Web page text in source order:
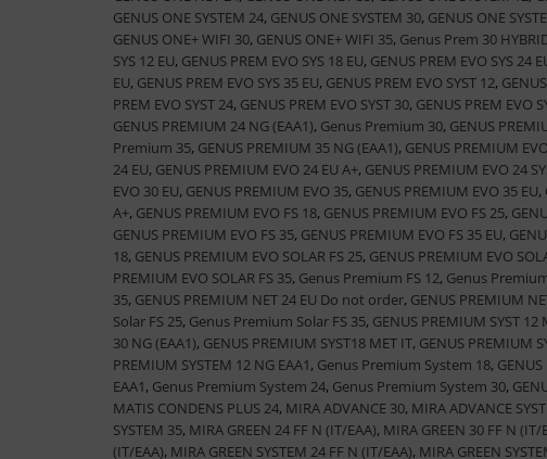
GENUS ONE SYSTEM 24, GENUS ONE SYSTEM 30, GENUS ONE
GENUS ONE+ WIFI 30, GENUS ONE+ WIFI 35, Genus Prem 30
SYS 12 EU, GENUS PREM EVO SYS 18 EU, GENUS PREM EVO SYS 24
EU, GENUS PREM EVO SYS 35 EU, GENUS PREM EVO SYST 12,
PREM EVO SYST 24, GENUS PREM EVO SYST 30, GENUS PREM EVO
GENUS PREMIUM 24 NG (EAA1), Genus Premium 30, GENUS
Premium 35, GENUS PREMIUM 35 NG (EAA1), GENUS PREMIUM
24 EU, GENUS PREMIUM EVO 24 EU A+, GENUS PREMIUM EVO 24
EVO 30 EU, GENUS PREMIUM EVO 35, GENUS PREMIUM EVO 35 EU,
A+, GENUS PREMIUM EVO FS 18, GENUS PREMIUM EVO FS 25,
GENUS PREMIUM EVO FS 35, GENUS PREMIUM EVO FS 35 EU,
18, GENUS PREMIUM EVO SOLAR FS 25, GENUS PREMIUM EVO
PREMIUM EVO SOLAR FS 35, Genus Premium FS 12, Genus
35, GENUS PREMIUM NET 24 EU Do not order, GENUS PREMIUM
Solar FS 25, Genus Premium Solar FS 35, GENUS PREMIUM SYST 12
30 NG (EAA1), GENUS PREMIUM SYST18 MET IT, GENUS PREMIUM
PREMIUM SYSTEM 12 NG EAA1, Genus Premium System 18,
EAA1, Genus Premium System 24, Genus Premium System 30,
MATIS CONDENS PLUS 24, MIRA ADVANCE 30, MIRA ADVANCE
SYSTEM 35, MIRA GREEN 24 FF N (IT/EAA), MIRA GREEN 30 FF N (IT/
(IT/EAA), MIRA GREEN SYSTEM 24 FF N (IT/EAA), MIRA GREEN